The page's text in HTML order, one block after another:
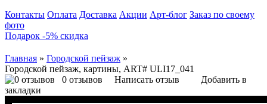
Контакты Оплата Доставка Акции Арт-блог Заказ по своему
фото
Подарок -5% скидка
Главная » Городской пейзаж »
Городской пейзаж, картины, ART# ULI17_041
0 отзывов
Написать отзыв
Добавить в
закладки